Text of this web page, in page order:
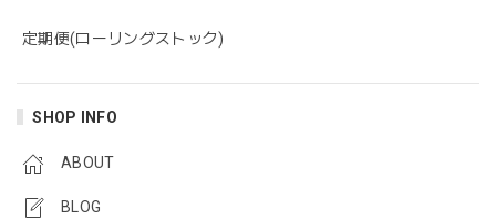
定期便(ローリングストック)
SHOP INFO
ABOUT
BLOG